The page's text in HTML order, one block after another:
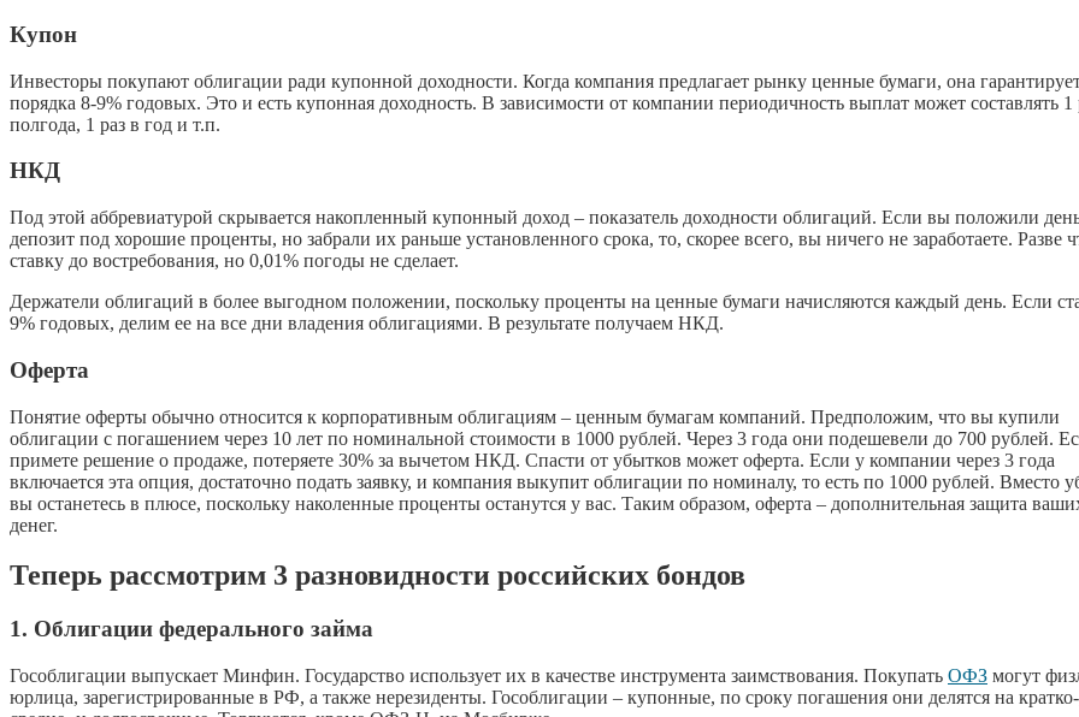
Купон
Инвесторы покупают облигации ради купонной доходности. Когда компания предлагает рынку ценные бумаги, она
порядка 8-9% годовых. Это и есть купонная доходность. В зависимости от компании периодичность выплат может составлять 1
полгода, 1 раз в год и т.п.
НКД
Под этой аббревиатурой скрывается накопленный купонный доход – показатель доходности облигаций. Если вы положили
депозит под хорошие проценты, но забрали их раньше установленного срока, то, скорее всего, вы ничего не заработаете. Разве
ставку до востребования, но 0,01% погоды не сделает.
Держатели облигаций в более выгодном положении, поскольку проценты на ценные бумаги начисляются каждый день. Если
9% годовых, делим ее на все дни владения облигациями. В результате получаем НКД.
Оферта
Понятие оферты обычно относится к корпоративным облигациям – ценным бумагам компаний. Предположим, что вы купили
облигации с погашением через 10 лет по номинальной стоимости в 1000 рублей. Через 3 года они подешевели до 700 рублей.
примете решение о продаже, потеряете 30% за вычетом НКД. Спасти от убытков может оферта. Если у компании через 3 года
включается эта опция, достаточно подать заявку, и компания выкупит облигации по номиналу, то есть по 1000 рублей. Вместо
вы останетесь в плюсе, поскольку наколенные проценты останутся у вас. Таким образом, оферта – дополнительная защита
денег.
Теперь рассмотрим 3 разновидности российских бондов
1. Облигации федерального займа
Гособлигации выпускает Минфин. Государство использует их в качестве инструмента заимствования. Покупать ОФЗ могут
юрлица, зарегистрированные в РФ, а также нерезиденты. Гособлигации – купонные, по сроку погашения они делятся на